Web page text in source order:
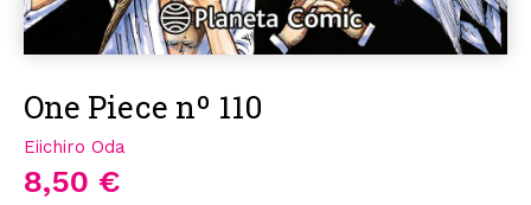
One Piece nº 110
Eiichiro Oda
8,50 €